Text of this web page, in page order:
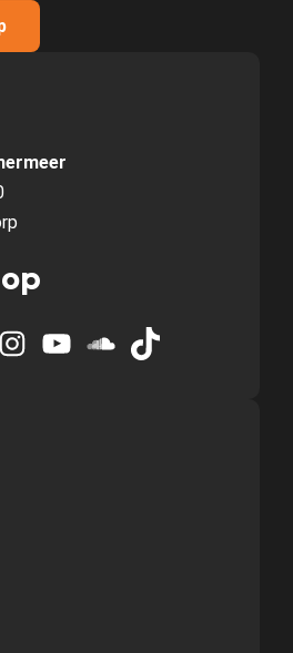
Instagram YouTube SoundCloud TikTok